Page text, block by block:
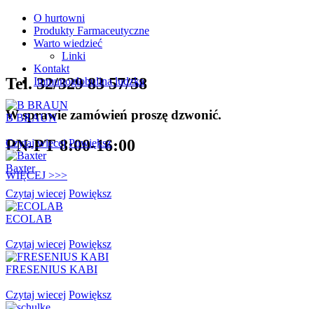
Tel. 32/329 83 57/58
W sprawie zamówień proszę dzwonić.
PN-PT 8:00-16:00
WIĘCEJ >>>
O hurtowni
Produkty Farmaceutyczne
Warto wiedzieć
Linki
Kontakt
Immunoglobulina ludzka
B BRAUN
Czytaj wiecej Powiększ
Baxter
Czytaj wiecej Powiększ
ECOLAB
Czytaj wiecej Powiększ
FRESENIUS KABI
Czytaj wiecej Powiększ